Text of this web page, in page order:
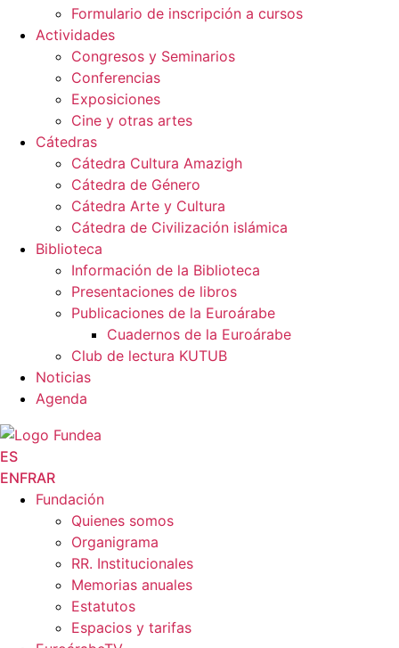
Formulario de inscripción a cursos
Actividades
Congresos y Seminarios
Conferencias
Exposiciones
Cine y otras artes
Cátedras
Cátedra Cultura Amazigh
Cátedra de Género
Cátedra Arte y Cultura
Cátedra de Civilización islámica
Biblioteca
Información de la Biblioteca
Presentaciones de libros
Publicaciones de la Euroárabe
Cuadernos de la Euroárabe
Club de lectura KUTUB
Noticias
Agenda
ES
ENFRAR
Fundación
Quienes somos
Organigrama
RR. Institucionales
Memorias anuales
Estatutos
Espacios y tarifas